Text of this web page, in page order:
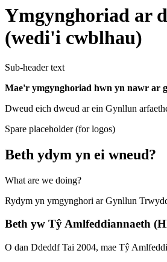
Ymgynghoriad ar
(wedi'i cwblhau)
Sub-header text
Mae'r ymgynghoriad hwn yn nawr ar
Dweud eich dweud ar ein Gynllun
Spare placeholder (for logos)
Beth ydym yn ei wneud?
What are we doing?
Rydym yn ymgynghori ar Gynllun
Beth yw Tŷ Amlfeddiannaeth
O dan Ddeddf Tai 2004, mae Tŷ